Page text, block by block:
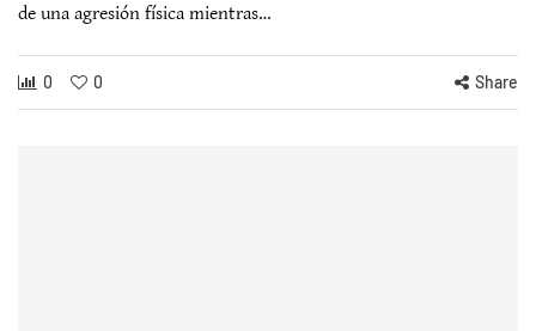
de una agresión física mientras…
0 0 Share